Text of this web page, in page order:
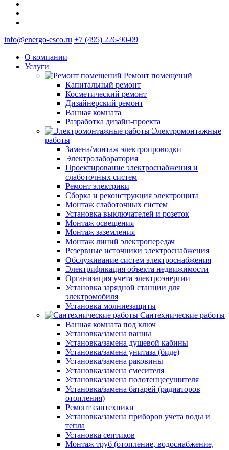
info@energo-esco.ru +7 (495) 226-90-09
О компании
Услуги
Ремонт помещений
Капитальный ремонт
Косметический ремонт
Дизайнерский ремонт
Ванная комната
Разработка дизайн-проекта
Электромонтажные
работы
Замена/монтаж электропроводки
Электролаборатория
Проектирование электроснабжения и
слаботочных систем
Ремонт электрики
Сборка и реконструкция электрощита
Монтаж слаботочных систем
Установка выключателей и розеток
Монтаж освещения
Монтаж заземления
Монтаж линий электропередач
Резервные источники электроснабжения
Обслуживание систем электроснабжения
Электрификация объекта недвижимости
Организация учета электроэнергии
Установка зарядной станции для
электромобиля
Установка молниезащиты
Сантехнические работы
Ванная комната под ключ
Установка/замена ванны
Установка/замена душевой кабины
Установка/замена унитаза (биде)
Установка/замена раковины
Установка/замена смесителя
Установка/замена полотенцесушителя
Установка/замена батарей (радиаторов
отопления)
Ремонт сантехники
Установка/замена приборов учета воды и
тепла
Установка септиков
Монтаж труб (отопление, водоснабжение,